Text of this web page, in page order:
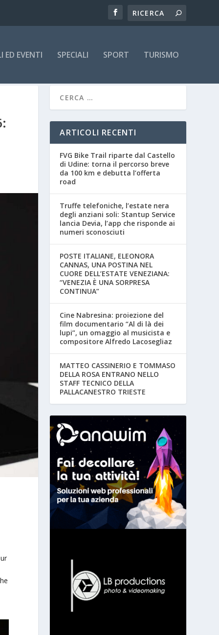
ED EVENTI SPECIALI SPORT TURISMO
ARTICOLI RECENTI
FVG Bike Trail riparte dal Castello
di Udine: torna il percorso breve
da 100 km e debutta l’offerta
road
Truffe telefoniche, l’estate nera
degli anziani soli: Stantup Service
lancia Devia, l’app che risponde ai
numeri sconosciuti
POSTE ITALIANE, ELEONORA
CANNAS, UNA POSTINA NEL
CUORE DELL’ESTATE VENEZIANA:
“VENEZIA È UNA SORPRESA
CONTINUA”
Cine Nabresina: proiezione del
film documentario “Al di là dei
lupi”, un omaggio al musicista e
compositore Alfredo Lacosegliaz
MATTEO CASSINERIO E TOMMASO
DELLA ROSA ENTRANO NELLO
STAFF TECNICO DELLA
PALLACANESTRO TRIESTE